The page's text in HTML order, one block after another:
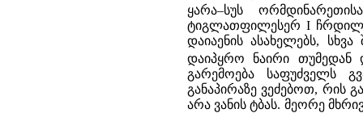
ყარა–სუს
ტიგლათფილესერ I
დაიაენის ასახელებს,
დაიპყრო ნაირი თუმედან
გარემოება საფუძველს
განაპირაზე ვეძებოთ, რის
არა ვანის ტბას. მეორე